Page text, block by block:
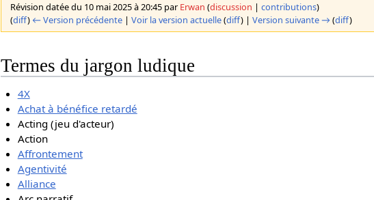
Révision datée du 10 mai 2025 à 20:45 par Erwan (discussion |contributions)
(diff) ← Version précédente |Voir la version actuelle(diff) |Version suivante → (diff)
Termes du jargon ludique
4X
Achat à bénéfice retardé
Acting (jeu d'acteur)
Action
Affrontement
Agentivité
Alliance